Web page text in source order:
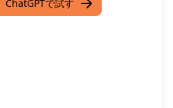
ChatGPTで試す